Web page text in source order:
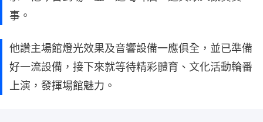
事。
他讚主場館燈光效果及音響設備一應俱全，並已準備
好一流設備，接下來就等待精彩體育、文化活動輪番
上演，發揮場館魅力。